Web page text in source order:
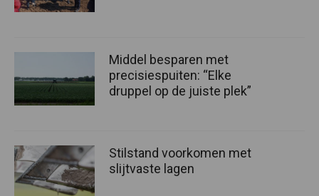
Middel besparen met
precisiespuiten: “Elke
druppel op de juiste plek”
Stilstand voorkomen met
slijtvaste lagen